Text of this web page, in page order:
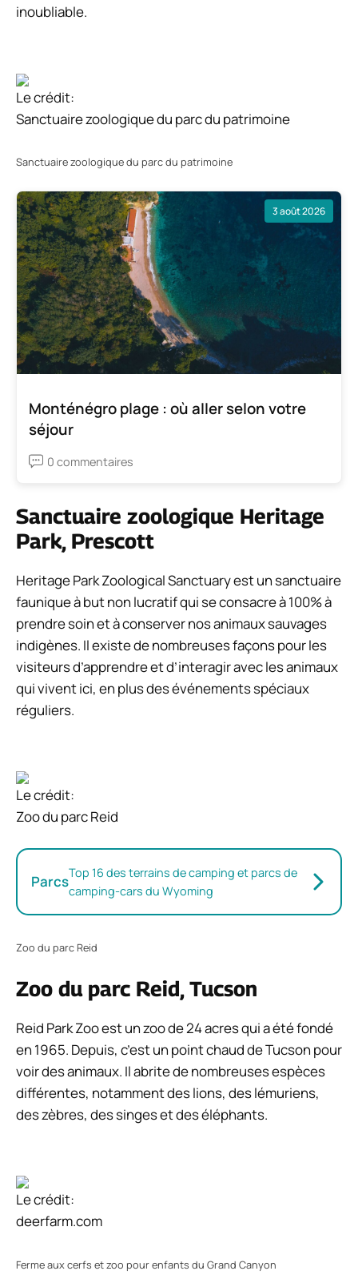
inoubliable.
Le crédit:
Sanctuaire zoologique du parc du patrimoine
Sanctuaire zoologique du parc du patrimoine
3 août 2026
Monténégro plage : où aller selon votre
séjour
0 commentaires
Sanctuaire zoologique Heritage
Park, Prescott
Heritage Park Zoological Sanctuary est un sanctuaire
faunique à but non lucratif qui se consacre à 100% à
prendre soin et à conserver nos animaux sauvages
indigènes. Il existe de nombreuses façons pour les
visiteurs d’apprendre et d’interagir avec les animaux
qui vivent ici, en plus des événements spéciaux
réguliers.
Le crédit:
Zoo du parc Reid
ParcsTop 16 des terrains de camping et parcs de
camping-cars du Wyoming
Zoo du parc Reid
Zoo du parc Reid, Tucson
Reid Park Zoo est un zoo de 24 acres qui a été fondé
en 1965. Depuis, c’est un point chaud de Tucson pour
voir des animaux. Il abrite de nombreuses espèces
différentes, notamment des lions, des lémuriens,
des zèbres, des singes et des éléphants.
Le crédit:
deerfarm.com
Ferme aux cerfs et zoo pour enfants du Grand Canyon